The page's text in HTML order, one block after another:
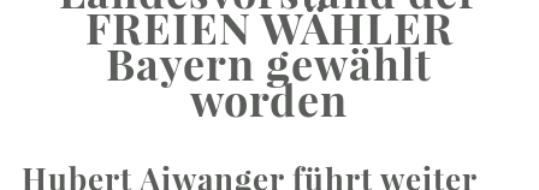
FREIEN WÄHLER
Bayern gewählt
worden
Hubert Aiwanger führt weiter